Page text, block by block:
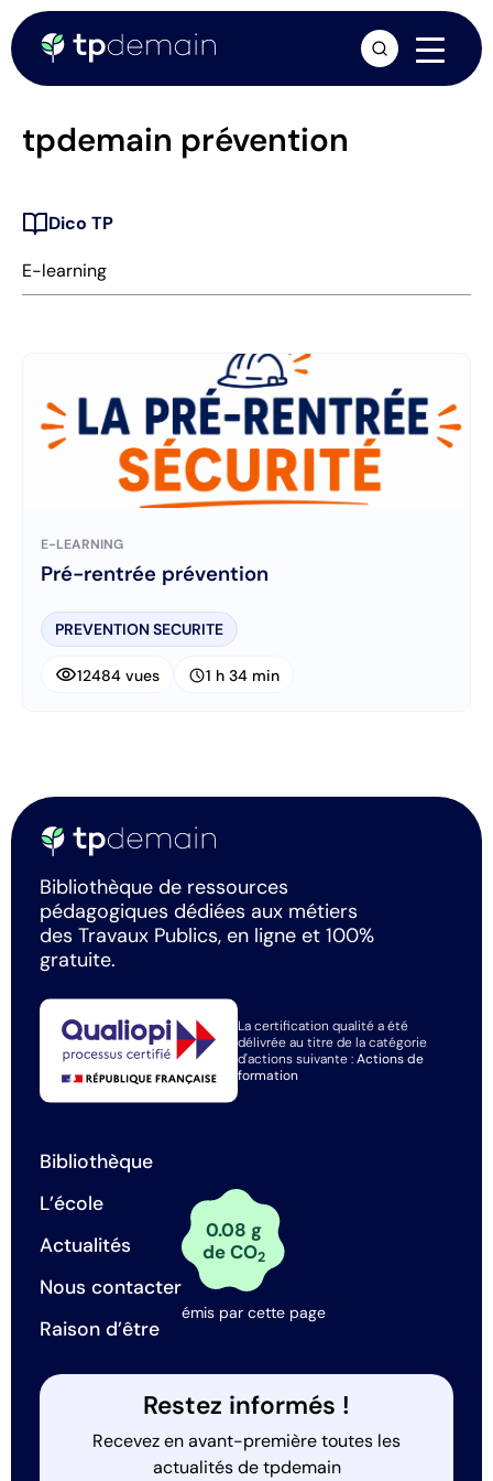
tpdemain prévention
E-learning
Dico TP
E-LEARNING
Pré-rentrée prévention
PREVENTION SECURITE
visibility12484 vues schedule1 h 34 min
Bibliothèque de ressources
pédagogiques dédiées aux métiers
des Travaux Publics, en ligne et 100%
gratuite.
La certification qualité a été
délivrée au titre de la catégorie
d'actions suivante :Actions de
formation
Bibliothèque
L’école
Actualités
Nous contacter
Raison d’être
0.08 g
de CO2
émis par cette page
Restez informés !
Recevez en avant-première toutes les
actualités de tpdemain
arrow_forward